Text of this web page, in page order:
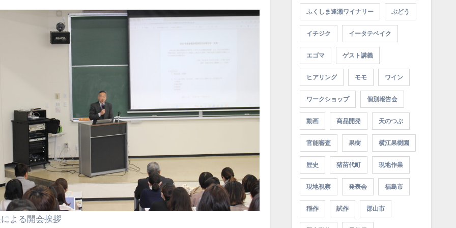
よる開会挨拶
ふくしま逢瀬ワイナリー ぶどう
イチジク イータテベイク
エゴマ ゲスト講義
ヒアリング モモ ワイン
ワークショップ 個別報告会
動画 商品開発 天のつぶ
官能審査 果樹 横江果樹園
歴史 猪苗代町 現地作業
現地視察 発表会 福島市
稲作 試作 郡山市